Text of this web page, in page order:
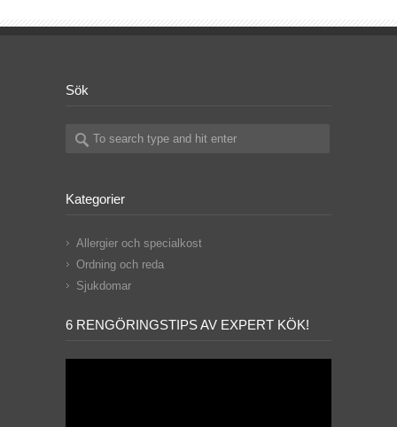
Sök
Kategorier
Allergier och specialkost
Ordning och reda
Sjukdomar
6 RENGÖRINGSTIPS AV EXPERT KÖK!